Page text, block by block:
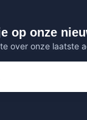
op onze
over onze laatste